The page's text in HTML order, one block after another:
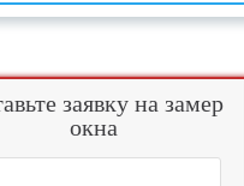
заявку на замер
окна